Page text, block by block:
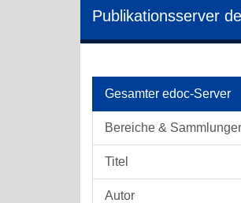
Publikationsserver
Gesamter edoc-Server
Bereiche &
Titel
Autor